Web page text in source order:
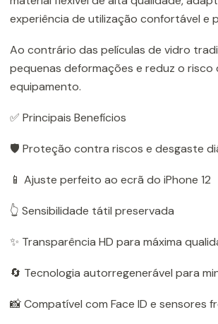
experiência de utilização confortável e
Ao contrário das películas de vidro
pequenas deformações e reduz o
equipamento.
✅ Principais Benefícios
🛡️ Proteção contra riscos e desgaste
📱 Ajuste perfeito ao ecrã do iPhone 12
👆 Sensibilidade tátil preservada
✨ Transparência HD para máxima
🔄 Tecnologia autorregenerável para
📸 Compatível com Face ID e sensores